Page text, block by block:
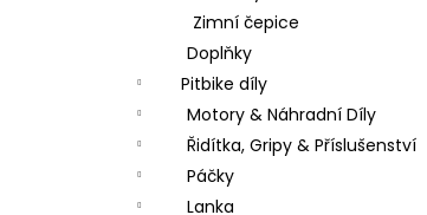
Zimní čepice
Doplňky
Pitbike díly
Motory & Náhradní Díly
Řidítka, Gripy & Příslušenství
Páčky
Lanka